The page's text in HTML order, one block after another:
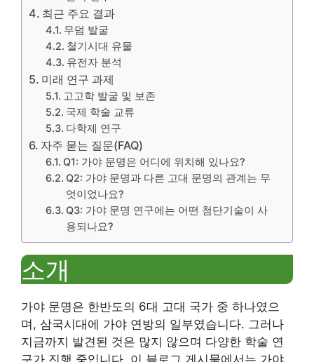
최근 주요 결과
무덤 발굴
철기시대 유물
유전자 분석
미래 연구 과제
고고학 발굴 및 보존
국제 학술 교류
다학제 연구
자주 묻는 질문(FAQ)
Q1: 가야 문명은 어디에 위치해 있나요?
Q2: 가야 문명과 다른 고대 문명의 관계는 무
엇이었나요?
Q3: 가야 문명 연구에는 어떤 첨단기술이 사
용되나요?
소개
가야 문명은 한반도의 6대 고대 국가 중 하나였으
며, 삼국시대에 가야 연방의 일부였습니다. 그러나
지금까지 발견된 것은 많지 않으며 다양한 학술 연
구가 진행 중입니다. 이 블로그 게시물에서는 가야